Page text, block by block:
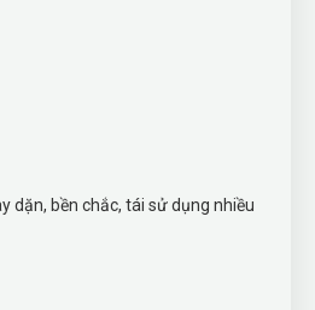
dặn, bền chắc, tái sử dụng nhiều